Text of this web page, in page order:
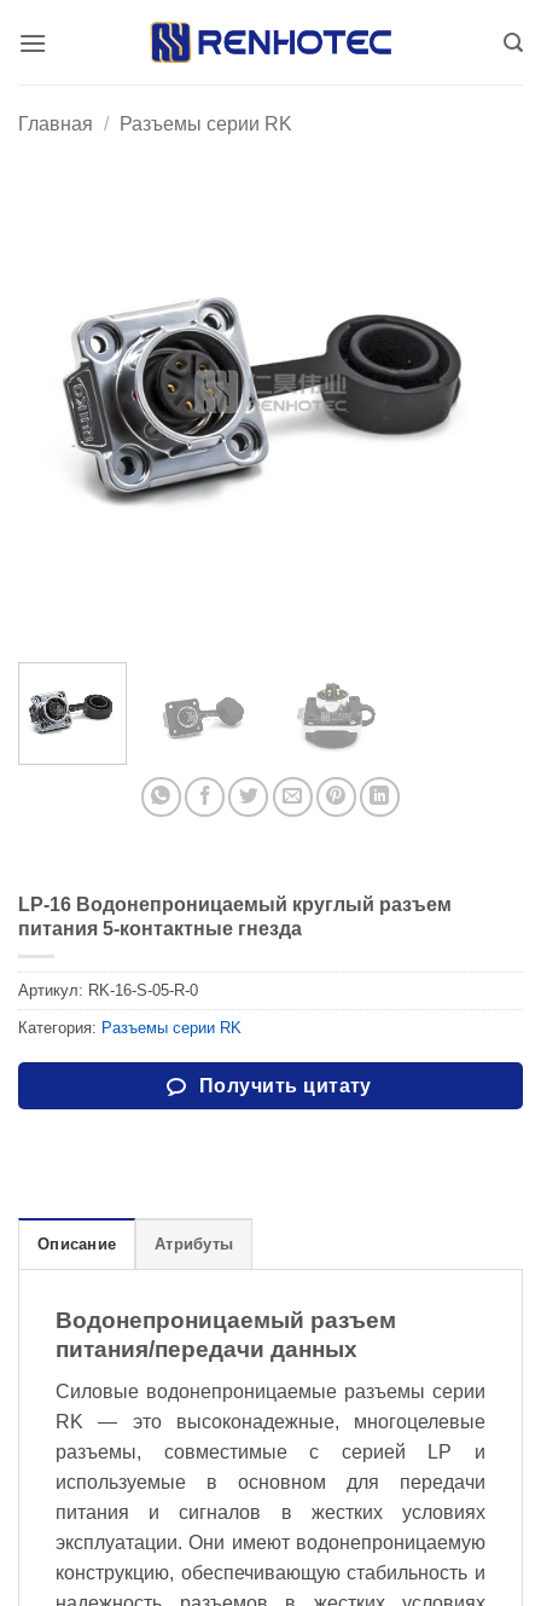
Главная / Разъемы серии RK
LP-16 Водонепроницаемый круглый разъем
питания 5-контактные гнезда
Артикул: RK-16-S-05-R-0
Категория: Разъемы серии RK
Получить цитату
Описание Атрибуты
Водонепроницаемый разъем
питания/передачи данных
Силовые водонепроницаемые разъемы серии
RK — это высоконадежные, многоцелевые
разъемы, совместимые с серией LP и
используемые в основном для передачи
питания и сигналов в жестких условиях
эксплуатации. Они имеют водонепроницаемую
конструкцию, обеспечивающую стабильность и